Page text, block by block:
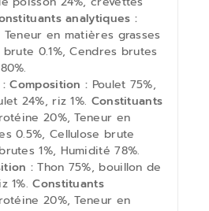
analytiques :
Teneur en matières grasses
brute 0.1%, Cendres brutes
Composition : Poulet 75%,
24%, riz 1%. Constituants
20%, Teneur en
0.5%, Cellulose brute
1%, Humidité 78%.
:Thon 75%, bouillon de
1%. Constituants
20%, Teneur en